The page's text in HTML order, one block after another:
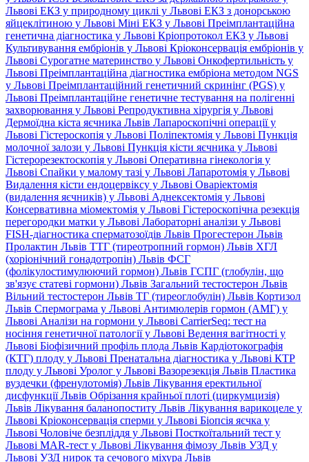
Львові ЕКЗ у природному циклі у Львові ЕКЗ з донорською
яйцеклітиною у Львові Міні ЕКЗ у Львові Преімплантаційна
генетична діагностика у Львові Кріопротокол ЕКЗ у Львові
Культивування ембріонів у Львові Кріоконсервація ембріонів у
Львові Сурогатне материнство у Львові Онкофертильність у
Львові Преімплантаційна діагностика ембріона методом NGS
у Львові Преімплантаційний генетичний скринінг (PGS) у
Львові Преімплантаційне генетичне тестування на полігенні
захворювання у Львові Репродуктивна хірургія у Львові
Дермоїдна кіста яєчника Львів Лапароскопічні операції у
Львові Гістероскопія у Львові Поліпектомія у Львові Пункція
молочної залози у Львові Пункція кісти яєчника у Львові
Гістерорезектоскопія у Львові Оперативна гінекологія у
Львові Спайки у малому тазі у Львові Лапаротомія у Львові
Видалення кісти ендоцервіксу у Львові Оваріектомія
(видалення яєчників) у Львові Аднексектомія у Львові
Консервативна міомектомія у Львові Гістероскопічна резекція
перегородки матки у Львові Лабораторні аналізи у Львові
FISH-діагностика сперматозоїдів Львів Прогестерон Львів
Пролактин Львів ТТГ (тиреотропний гормон) Львів ХГЛ
(хоріонічний гонадотропін) Львів ФСГ
(фолікулостимулюючий гормон) Львів ГСПГ (глобулін, що
зв'язує статеві гормони) Львів Загальний тестостерон Львів
Вільний тестостерон Львів ТГ (тиреоглобулін) Львів Кортизол
Львів Спермограма у Львові Антимюлерів гормон (АМГ) у
Львові Аналізи на гормони у Львові CarrierSeq: тест на
носіння генетичної патології у Львові Ведення вагітності у
Львові Біофізичний профіль плода Львів Кардіотокографія
(КТГ) плоду у Львові Пренатальна діагностика у Львові КТР
плоду у Львові Уролог у Львові Вазорезекція Львів Пластика
вуздечки (френулотомія) Львів Лікування еректильної
дисфункції Львів Обрізання крайньої плоті (циркумцизія)
Львів Лікування баланопоститу Львів Лікування варикоцеле у
Львові Кріоконсервація сперми у Львові Біопсія яєчка у
Львові Чоловіче безпліддя у Львові Посткоїтальний тест у
Львові MAR-тест у Львові Лікування фімозу Львів УЗД у
Львові УЗД нирок та сечового міхура Львів